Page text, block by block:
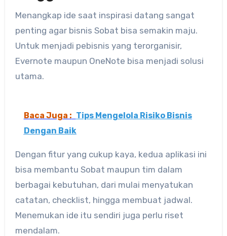
Menangkap ide saat inspirasi datang sangat
penting agar bisnis Sobat bisa semakin maju.
Untuk menjadi pebisnis yang terorganisir,
Evernote maupun OneNote bisa menjadi solusi
utama.
Baca Juga : Tips Mengelola Risiko Bisnis
Dengan Baik
Dengan fitur yang cukup kaya, kedua aplikasi ini
bisa membantu Sobat maupun tim dalam
berbagai kebutuhan, dari mulai menyatukan
catatan, checklist, hingga membuat jadwal.
Menemukan ide itu sendiri juga perlu riset
mendalam.